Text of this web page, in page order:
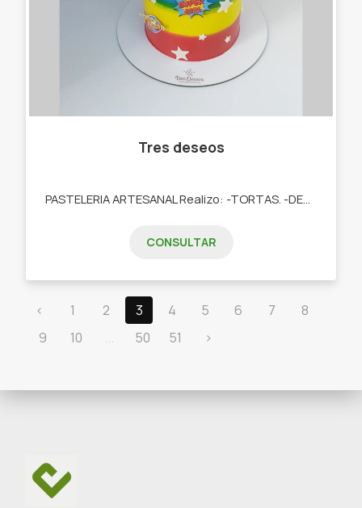
Tres deseos
CONSULTAR
‹ 1 2 3 4 5 6 7
8
9
10 ... 50 51 ›